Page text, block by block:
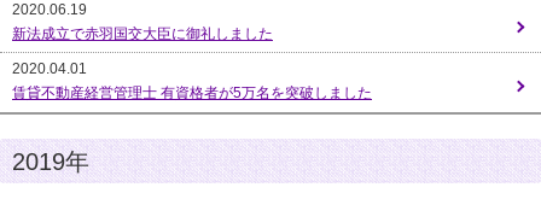
2020.06.19
新法成立で赤羽国交大臣に御礼しました
2020.04.01
賃貸不動産経営管理士 有資格者が5万名を突破しました
2019年